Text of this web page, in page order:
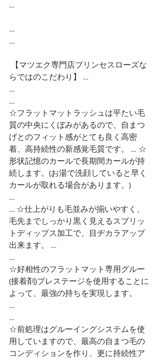
…
…
…
らではのこだわり】 …
…
…
☆フラットマットラッシュは平たい毛
質の中央にくぼみがあるので、自まつ
げとのフィット感がとても良く高密
着、高持続性の新感覚毛質です。 … ☆
形状記憶のカールで長期間カールが持
続します。(お湯で洗顔していると早く
カールが取れる場合があります。)
…
… ☆仕上がりも毛並みが揃いやすく、
毛先までしっかり黒く見えるスプリッ
トディップス加工で、目ヂカラアップ
出来ます。 …
…
☆好相性のフラットマット専用グルー
(接着剤)プレステージを使用することに
よって、最強の持ちを実現します。
…
…
☆前処理はグルーイングシステムを使
用していますので、最高の自まつ毛の
コンディションを作り、更に持続性ア